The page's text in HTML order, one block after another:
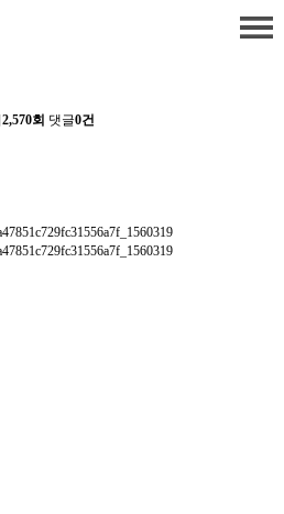
2,570회 댓글0건